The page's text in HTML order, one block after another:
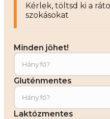
Kérlek, töltsd ki a
szokásokat
Minden jöhet!
Gluténmentes
Laktózmentes